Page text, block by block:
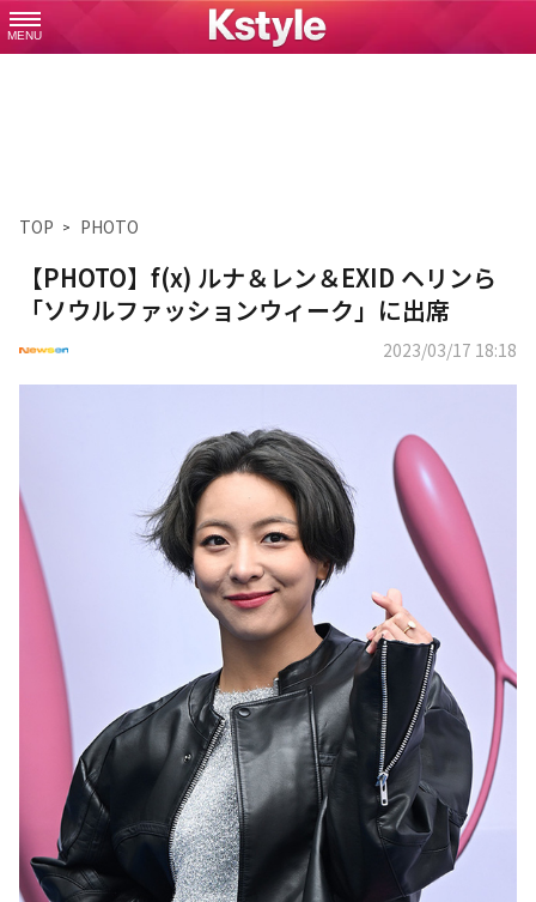
MENU
TOP PHOTO
【PHOTO】f(x) ルナ＆レン＆EXID ヘリンら
「ソウルファッションウィーク」に出席
2023/03/17 18:18